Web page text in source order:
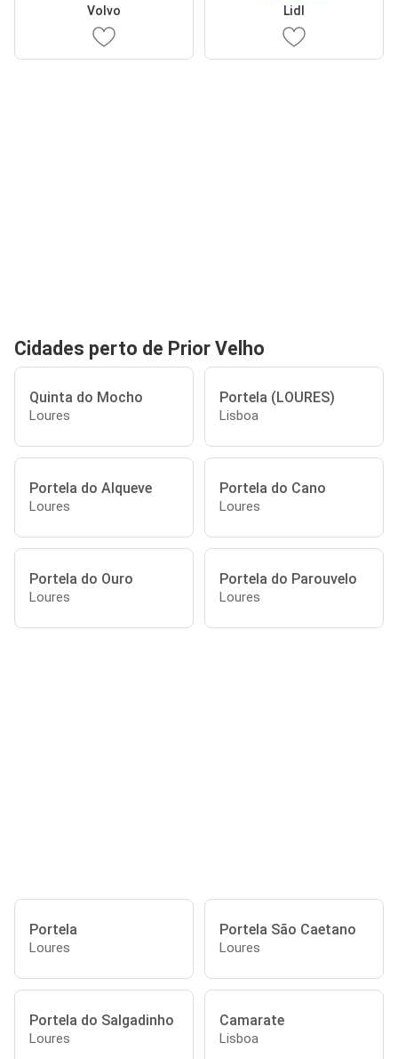
Volvo Lidl
Cidades perto de Prior Velho
Quinta do Mocho
Loures
Portela (LOURES)
Lisboa
Portela do Alqueve
Loures
Portela do Cano
Loures
Portela do Ouro
Loures
Portela do Parouvelo
Loures
Portela
Loures
Portela São Caetano
Loures
Portela do Salgadinho
Loures
Camarate
Lisboa